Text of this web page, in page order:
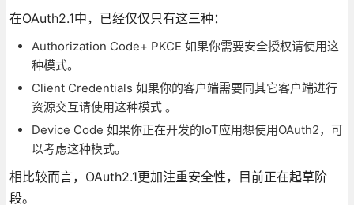
在OAuth2.1中，已经仅仅只有这三种：
Authorization Code+ PKCE 如果你需要安全授权请使用这
种模式。
Client Credentials 如果你的客户端需要同其它客户端进行
资源交互请使用这种模式 。
Device Code 如果你正在开发的IoT应用想使用OAuth2，可
以考虑这种模式。
相比较而言，OAuth2.1更加注重安全性，目前正在起草阶
段。